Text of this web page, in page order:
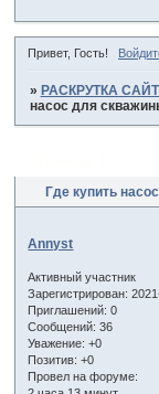
Привет, Гость!
» РАСКРУТКА
насос для
Где купить
Annyst
Активный участник
Зарегистрирован:
Приглашений: 0
Сообщений: 36
Уважение: +0
Позитив: +0
Провел на форуме: